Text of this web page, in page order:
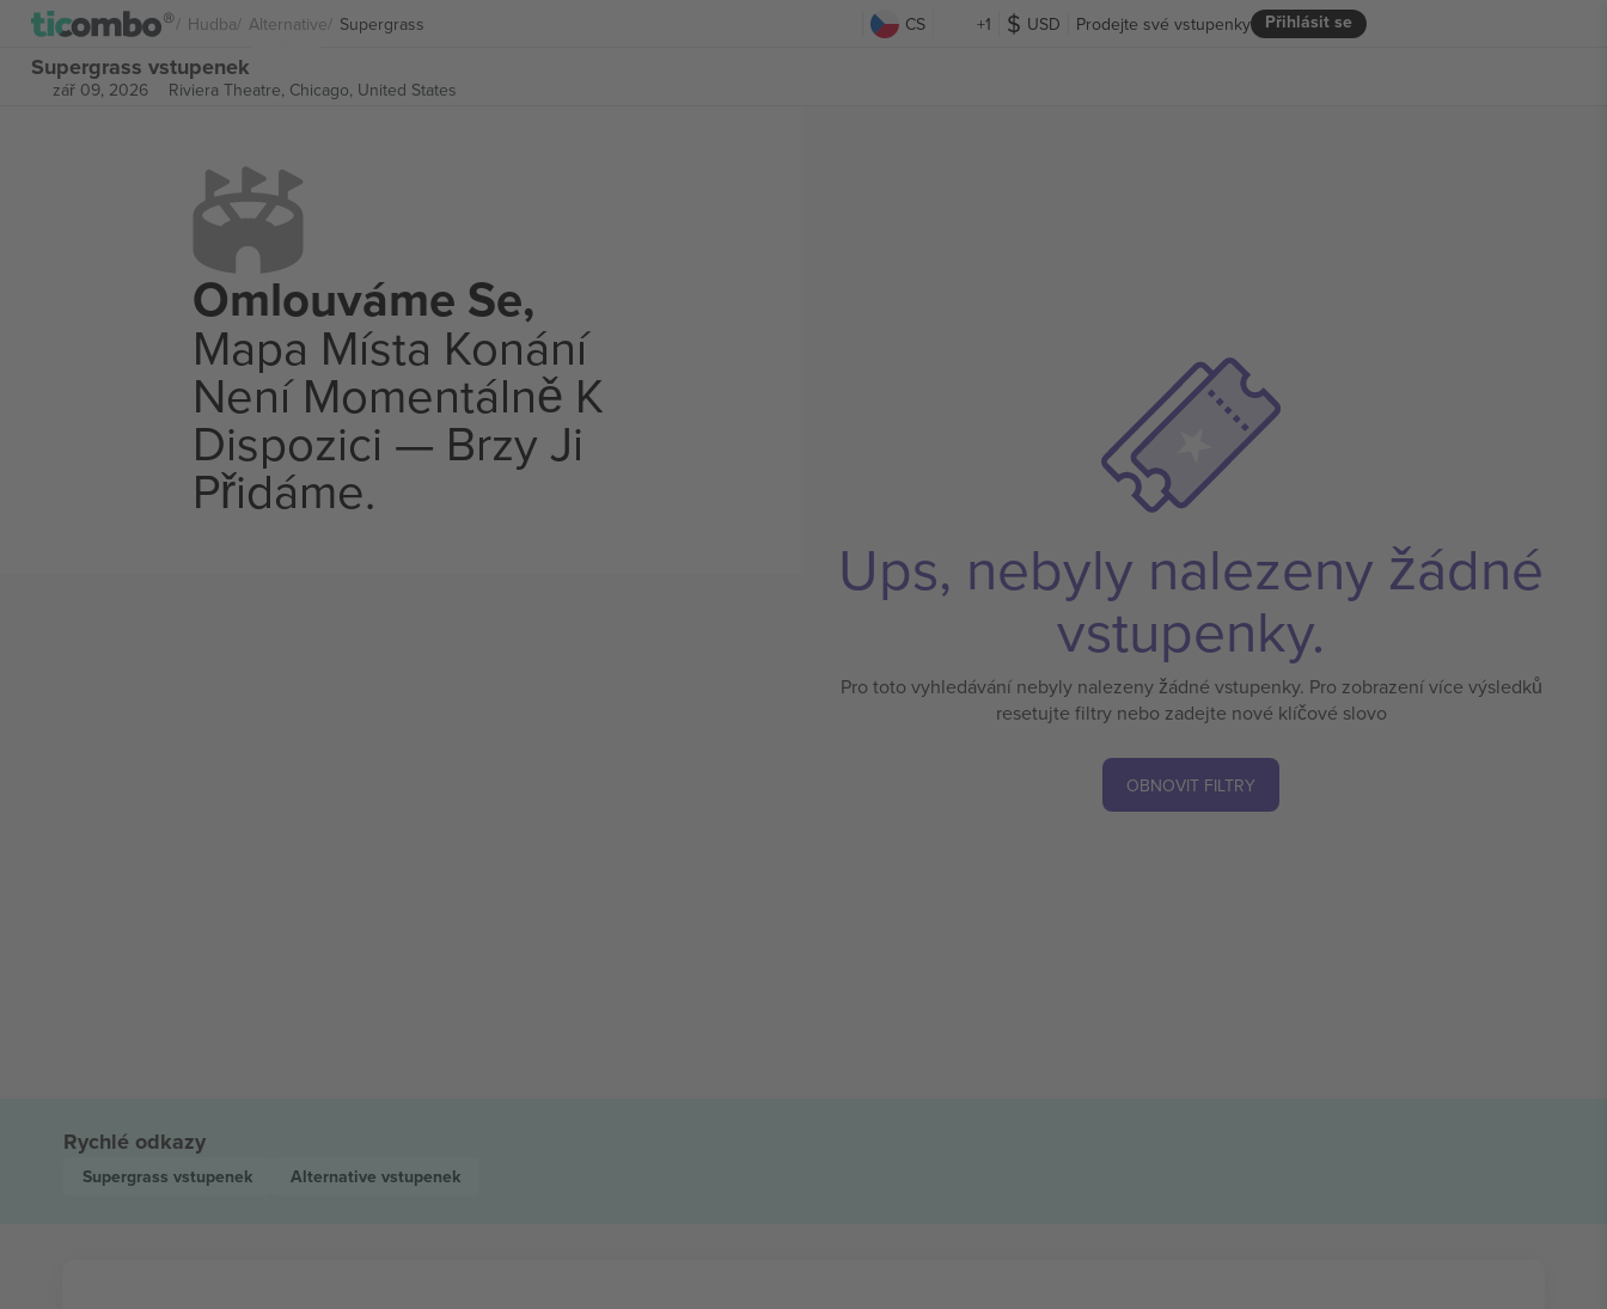
Hudba Alternative Supergrass CS +1 USD Přihlásit se
Prodejte své vstupenky
Supergrass vstupenek
zář 09, 2026 Riviera Theatre, Chicago, United States
Omlouváme Se,
Mapa Místa Konání
Není Momentálně K
Dispozici — Brzy Ji
Přidáme.
Ups, nebyly nalezeny žádné
vstupenky.
Pro toto vyhledávání nebyly nalezeny žádné vstupenky. Pro zobrazení více výsledků
resetujte filtry nebo zadejte nové klíčové slovo
OBNOVIT FILTRY
Rychlé odkazy
Supergrass vstupenek Alternative vstupenek